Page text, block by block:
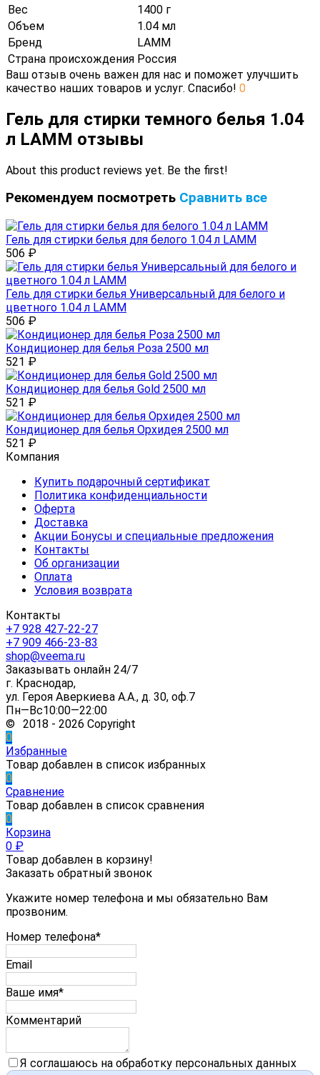
Вес
1400 г
Объем
1.04 мл
Бренд
LAMM
Страна происхождения Россия
Ваш отзыв очень важен для нас и поможет улучшить
качество наших товаров и услуг. Спасибо! 0
Гель для стирки темного белья 1.04
л LAMM отзывы
About this product reviews yet. Be the first!
Рекомендуем посмотреть Сравнить все
Гель для стирки белья для белого 1.04 л LAMM
506 ₽
Гель для стирки белья Универсальный для белого и
цветного 1.04 л LAMM
506 ₽
Кондиционер для белья Роза 2500 мл
521 ₽
Кондиционер для белья Gold 2500 мл
521 ₽
Кондиционер для белья Орхидея 2500 мл
521 ₽
Компания
Купить подарочный сертификат
Политика конфиденциальности
Оферта
Доставка
Акции Бонусы и специальные предложения
Контакты
Об организации
Оплата
Условия возврата
Контакты
+7 928 427-22-27
+7 909 466-23-83
shop@veema.ru
Заказывать онлайн 24/7
г. Краснодар,
ул. Героя Аверкиева А.А., д. 30, оф.7
Пн—Вс10:00—22:00
© 2018 - 2026 Copyright
0
Избранные
Товар добавлен в список избранных
0
Сравнение
Товар добавлен в список сравнения
0
Корзина
0 ₽
Товар добавлен в корзину!
Заказать обратный звонок
Укажите номер телефона и мы обязательно Вам
прозвоним.
Номер телефона*
Email
Ваше имя*
Комментарий
Я соглашаюсь на обработку персональных данных